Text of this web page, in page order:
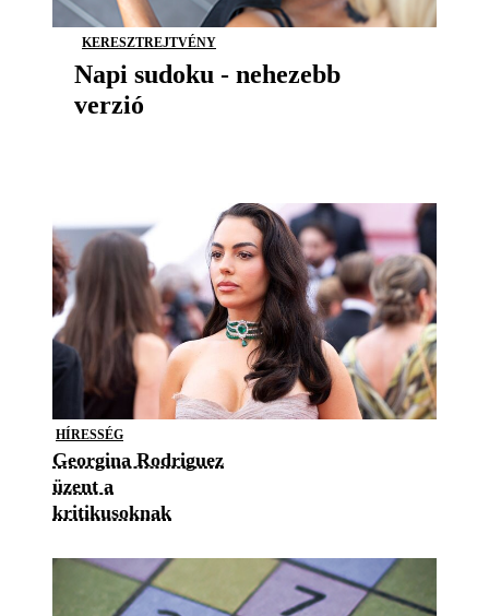
KERESZTREJTVÉNY
Napi sudoku - nehezebb
verzió
HÍRESSÉG
Georgina Rodriguez
üzent a
kritikusoknak